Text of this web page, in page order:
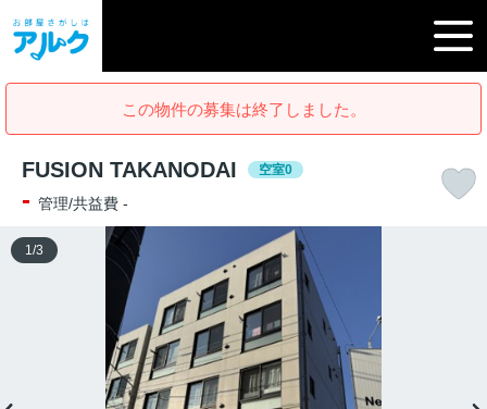
この物件の募集は終了しました。
FUSION TAKANODAI 空室0
- 管理/共益費 -
1 /3